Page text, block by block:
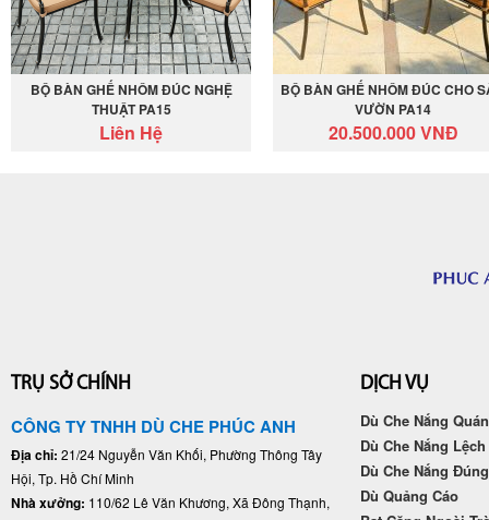
BỘ BÀN GHẾ NHÔM ĐÚC NGHỆ
THUẬT PA15
Liên Hệ
BỘ BÀN GHẾ NHÔM ĐÚC CHO
VƯỜN PA14
20.500.000 VNĐ
TRỤ SỞ CHÍNH
CÔNG TY TNHH DÙ CHE PHÚC ANH
Địa chỉ: 21/24 Nguyễn Văn Khối, Phường Thông Tây
Hội, Tp. Hồ Chí Minh
Nhà xưởng: 110/62 Lê Văn Khương, Xã Đông Thạnh,
DỊCH VỤ
Dù Che Nắng
Dù Che Nắng
Dù Che Nắng
Dù Quảng Cáo